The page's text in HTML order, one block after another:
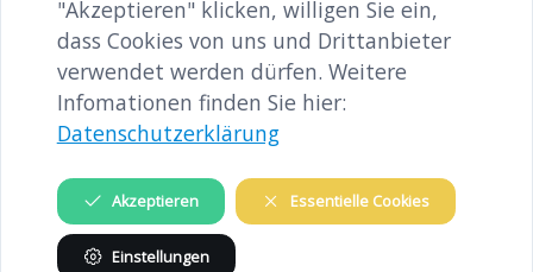
INHALTE
Gedenkstätte
Verein
INFORMATIONEN
Verein
"Akzeptieren" klicken, willigen Sie ein,
dass Cookies von uns und Drittanbieter
verwendet werden dürfen. Weitere
Infomationen finden Sie hier:
Datenschutzerklärung
Akzeptieren Essentielle Cookies
Einstellungen